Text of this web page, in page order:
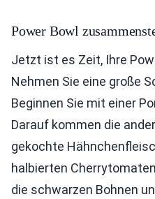
Power Bowl
Jetzt ist es Zeit, Ihre
Nehmen Sie eine große
Beginnen Sie mit einer
Darauf kommen die
gekochte
halbierten
die schwarzen Bohnen